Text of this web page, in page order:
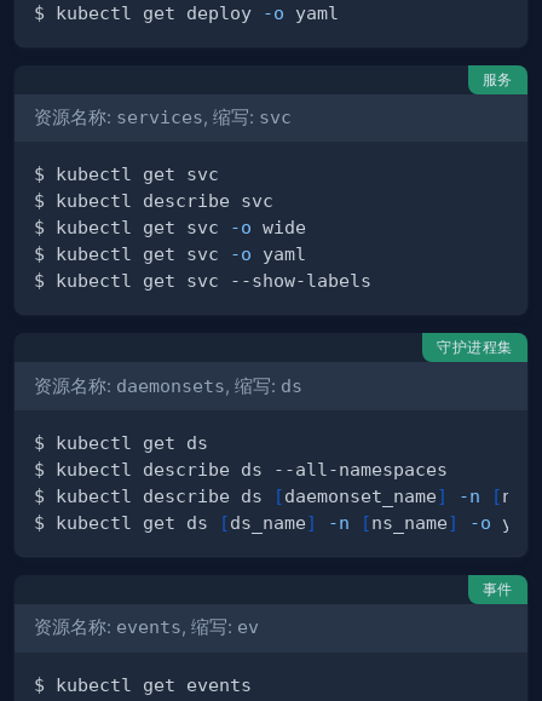
$ kubectl get deploy
-o
服务
资源名称: services, 缩写: svc
$ kubectl get svc
-o
$ kubectl get svc
-o
守护进程集
资源名称: daemonsets, 缩写: ds
$ kubectl describe ds
[daemonset_name] -n [
$ kubectl get ds
[ds_name] -n [ns_name] -o
事件
资源名称: events, 缩写: ev